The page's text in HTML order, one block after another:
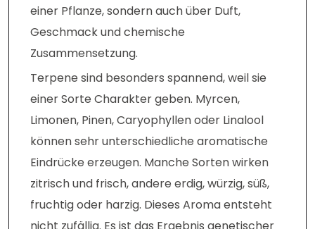
einer Pflanze, sondern auch über Duft,
Geschmack und chemische
Zusammensetzung.
Terpene sind besonders spannend, weil sie
einer Sorte Charakter geben. Myrcen,
Limonen, Pinen, Caryophyllen oder Linalool
können sehr unterschiedliche aromatische
Eindrücke erzeugen. Manche Sorten wirken
zitrisch und frisch, andere erdig, würzig, süß,
fruchtig oder harzig. Dieses Aroma entsteht